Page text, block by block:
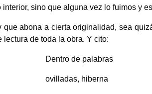
sino que alguna vez lo fuimos y
abona a cierta originalidad, sea
lectura de toda la obra. Y cito:
Dentro de palabras
ovilladas, hiberna